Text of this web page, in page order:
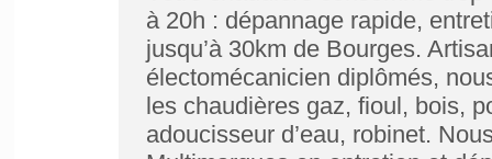
à 20h : dépannage rapide,
jusqu’à 30km de Bourges.
électomécanicien diplômés,
les chaudières gaz, fioul, bois,
adoucisseur d’eau, robinet.